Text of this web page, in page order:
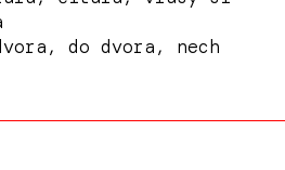
do dvora, nech